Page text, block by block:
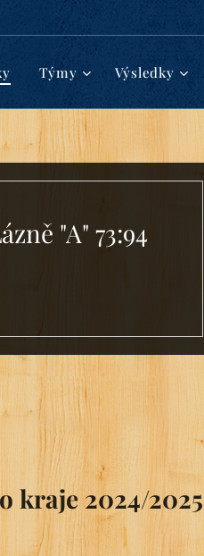
Týmy Výsledky
"A" 73:94
kraje 2024/2025